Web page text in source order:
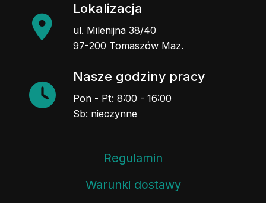
Lokalizacja
ul. Milenijna 38/40
97-200 Tomaszów Maz.
Nasze godziny pracy
Pon - Pt: 8:00 - 16:00
Sb: nieczynne
Regulamin
Warunki dostawy